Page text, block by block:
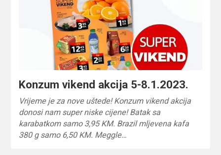
Konzum vikend akcija 5-8.1.2023.
Vrijeme je za nove uštede! Konzum vikend akcija
donosi nam super niske cijene! Batak sa
karabatkom samo 3,95 KM. Brazil mljevena kafa
380 g samo 6,50 KM. Meggle…